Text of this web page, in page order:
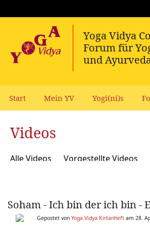
Start Mein YV Yogi(ni)s
Videos
Alle Videos Vorgestellte Videos
Soham - Ich bin der ich bin -
Gepostet von Yoga Vidya Kirtanheft am 28.